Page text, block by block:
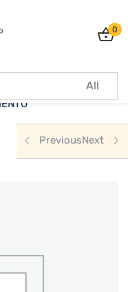
0
PreviousNext